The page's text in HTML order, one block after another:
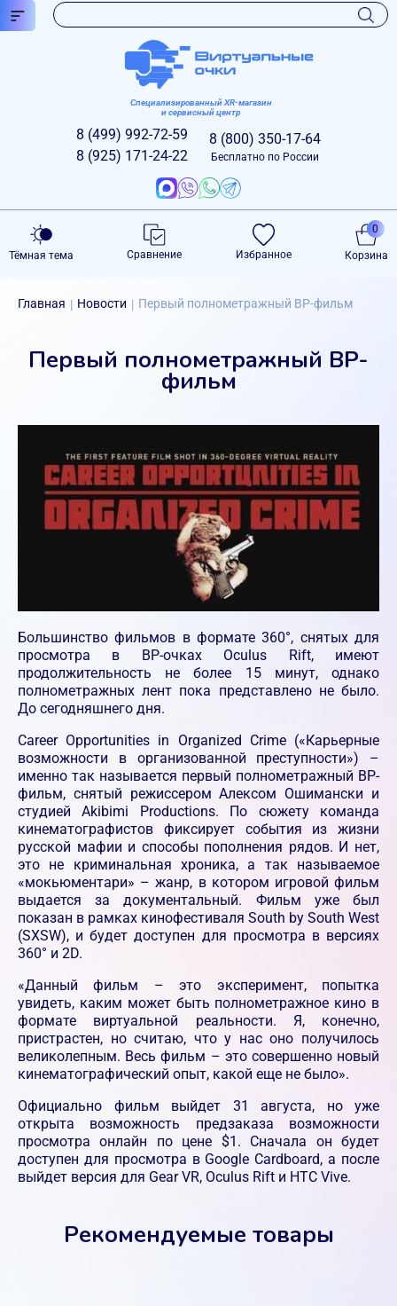
Специализированный XR-магазин
и сервисный центр
8 (499) 992-72-59
8 (925) 171-24-22
8 (800) 350-17-64
Бесплатно по России
Тёмная тема Сравнение Избранное Корзина
0
Главная | Новости | Первый полнометражный ВР-фильм
Первый полнометражный ВР-
фильм
Большинство фильмов в формате 360°, снятых для
просмотра в ВР-очках Oculus Rift, имеют
продолжительность не более 15 минут, однако
полнометражных лент пока представлено не было.
До сегодняшнего дня.
Career Opportunities in Organized Crime («Карьерные
возможности в организованной преступности») –
именно так называется первый полнометражный ВР-
фильм, снятый режиссером Алексом Ошимански и
студией Akibimi Productions. По сюжету команда
кинематографистов фиксирует события из жизни
русской мафии и способы пополнения рядов. И нет,
это не криминальная хроника, а так называемое
«мокьюментари» – жанр, в котором игровой фильм
выдается за документальный. Фильм уже был
показан в рамках кинофестиваля South by South West
(SXSW), и будет доступен для просмотра в версиях
360° и 2D.
«Данный фильм – это эксперимент, попытка
увидеть, каким может быть полнометражное кино в
формате виртуальной реальности. Я, конечно,
пристрастен, но считаю, что у нас оно получилось
великолепным. Весь фильм – это совершенно новый
кинематографический опыт, какой еще не было».
Официально фильм выйдет 31 августа, но уже
открыта возможность предзаказа возможности
просмотра онлайн по цене $1. Сначала он будет
доступен для просмотра в Google Cardboard, а после
выйдет версия для Gear VR, Oculus Rift и HTC Vive.
Рекомендуемые товары